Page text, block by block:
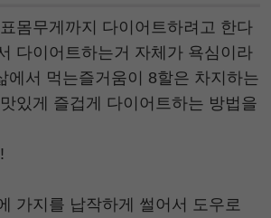
몸무게까지 다이어트하려고 한다
다이어트하는거 자체가 욕심이라
에서 먹는즐거움이 8할은 차지하는
있게 즐겁게 다이어트하는 방법을
가지를 납작하게 썰어서 도우로